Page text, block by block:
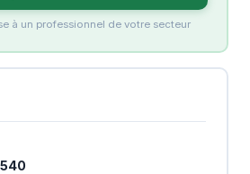
à un professionnel de votre secteur